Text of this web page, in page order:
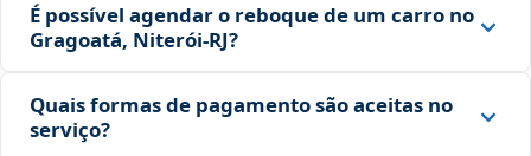
É possível agendar o reboque de um carro no
Gragoatá, Niterói‑RJ?
Quais formas de pagamento são aceitas no
serviço?